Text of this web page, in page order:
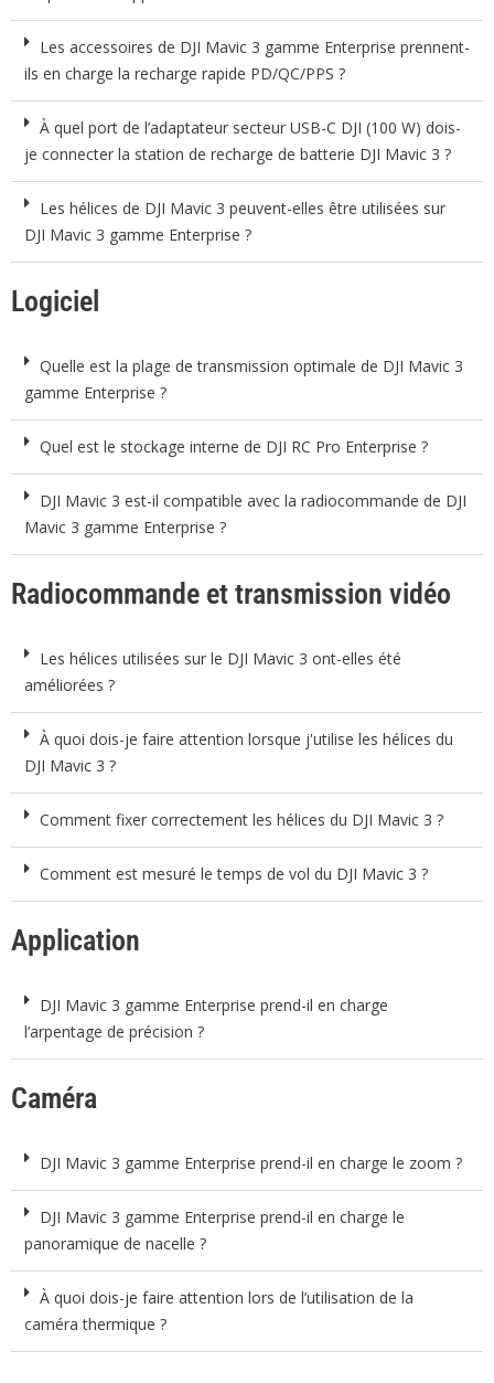
Les accessoires de DJI Mavic 3 gamme Enterprise prennent-
ils en charge la recharge rapide PD/QC/PPS ?
À quel port de l’adaptateur secteur USB-C DJI (100 W) dois-
je connecter la station de recharge de batterie DJI Mavic 3 ?
Les hélices de DJI Mavic 3 peuvent-elles être utilisées sur
DJI Mavic 3 gamme Enterprise ?
Logiciel
Quelle est la plage de transmission optimale de DJI Mavic 3
gamme Enterprise ?
Quel est le stockage interne de DJI RC Pro Enterprise ?
DJI Mavic 3 est-il compatible avec la radiocommande de DJI
Mavic 3 gamme Enterprise ?
Radiocommande et transmission vidéo
Les hélices utilisées sur le DJI Mavic 3 ont-elles été
améliorées ?
À quoi dois-je faire attention lorsque j'utilise les hélices du
DJI Mavic 3 ?
Comment fixer correctement les hélices du DJI Mavic 3 ?
Comment est mesuré le temps de vol du DJI Mavic 3 ?
Application
DJI Mavic 3 gamme Enterprise prend-il en charge
l’arpentage de précision ?
Caméra
DJI Mavic 3 gamme Enterprise prend-il en charge le zoom ?
DJI Mavic 3 gamme Enterprise prend-il en charge le
panoramique de nacelle ?
À quoi dois-je faire attention lors de l’utilisation de la
caméra thermique ?